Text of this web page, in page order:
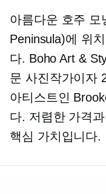
아름다운 호주 모
Peninsula)에 위
다. Boho Art &
문 사진작가이자
아티스트인
다. 저렴한 가격
핵심 가치입니다.